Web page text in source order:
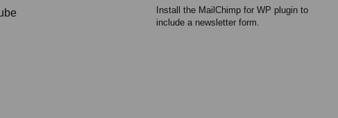
Install the MailChimp for WP plugin to
include a newsletter form.